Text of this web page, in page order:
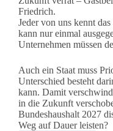
Friedrich.
Jeder von uns kennt
kann nur einmal
Unternehmen müssen
Auch ein Staat muss
Unterschied besteht
kann. Damit
in die Zukunft
Bundeshaushalt 2027
Weg auf Dauer leisten?